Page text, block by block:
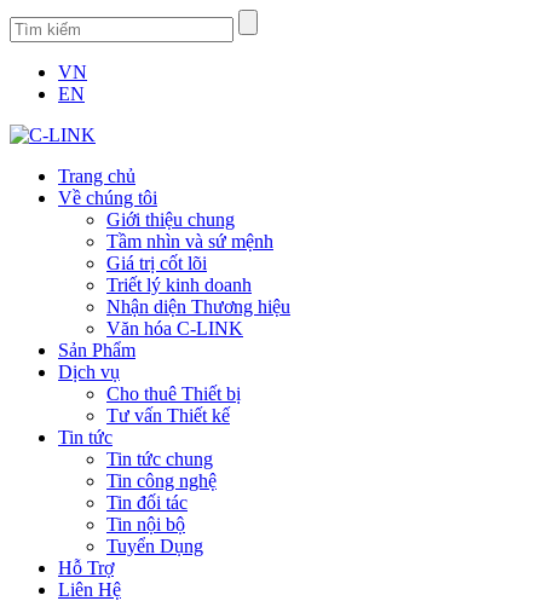
VN
EN
Trang chủ
Về chúng tôi
Giới thiệu chung
Tầm nhìn và sứ mệnh
Giá trị cốt lõi
Triết lý kinh doanh
Nhận diện Thương hiệu
Văn hóa C-LINK
Sản Phẩm
Dịch vụ
Cho thuê Thiết bị
Tư vấn Thiết kế
Tin tức
Tin tức chung
Tin công nghệ
Tin đối tác
Tin nội bộ
Tuyển Dụng
Hỗ Trợ
Liên Hệ